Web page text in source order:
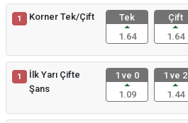
1 Korner Tek/Çift
Tek
1.64
Çift
1.64
1
İlk Yarı Çifte
Şans
1 ve 0
1.09
1 ve 2
1.44